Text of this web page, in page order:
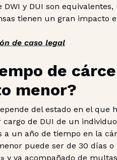
DWI y DUI son
tienen un gran impacto
de caso legal
de
menor?
del estado en el que
cargo de DUI de un
a un año de tiempo en la
puede ser de 30 días
y va acompañado de